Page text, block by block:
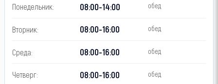
Понедельник: 08:00-14:00 обед
Вторник: 08:00-16:00 обед
Среда: 08:00-16:00 обед
Четверг: 08:00-16:00 обед